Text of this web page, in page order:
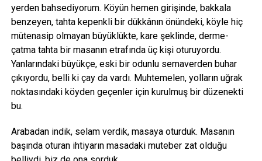
yerden bahsediyorum. Köyün hemen girişinde, bakkala
benzeyen, tahta kepenkli bir dükkânın önündeki, köyle hiç
mütenasip olmayan büyüklükte, kare şeklinde, derme-
çatma tahta bir masanın etrafında üç kişi oturuyordu.
Yanlarındaki büyükçe, eski bir odunlu semaverden buhar
çıkıyordu, belli ki çay da vardı. Muhtemelen, yolların uğrak
noktasındaki köyden geçenler için kurulmuş bir düzenekti
bu.
Arabadan indik, selam verdik, masaya oturduk. Masanın
başında oturan ihtiyarın masadaki muteber zat olduğu